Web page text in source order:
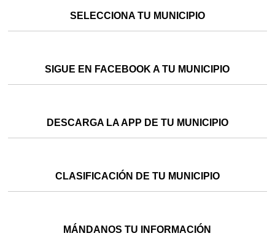
SELECCIONA TU MUNICIPIO
SIGUE EN FACEBOOK A TU MUNICIPIO
DESCARGA LA APP DE TU MUNICIPIO
CLASIFICACIÓN DE TU MUNICIPIO
MÁNDANOS TU INFORMACIÓN